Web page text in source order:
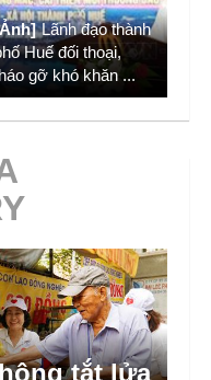
Lãnh đạo thành
Huế đối thoại,
gỡ khó khăn...